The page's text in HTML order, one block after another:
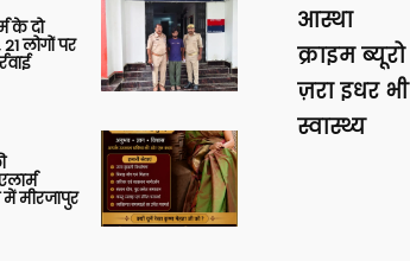
के दो
लोगों पर
मीरजापुर
आस्था
क्राइम ब्यूरो
ज़रा इधर भी
स्वास्थ्य